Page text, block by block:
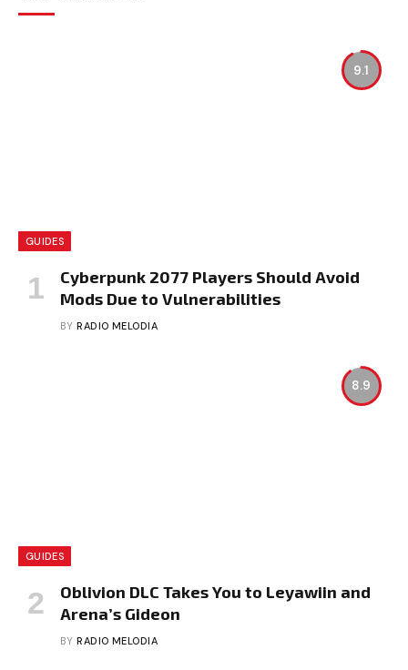
9.1
GUIDES
Cyberpunk 2077 Players Should Avoid
Mods Due to Vulnerabilities
BY RADIO MELODIA
8.9
GUIDES
Oblivion DLC Takes You to Leyawiin and
Arena’s Gideon
BY RADIO MELODIA